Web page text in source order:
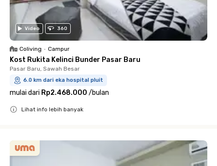
Video 360
Coliving • Campur
Kost Rukita Kelinci Bunder Pasar Baru
Pasar Baru, Sawah Besar
6.0 km dari eka hospital pluit
mulai dari Rp2.468.000 /bulan
Lihat info lebih banyak